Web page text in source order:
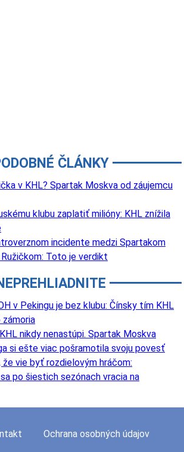
ČLÁNKY
v KHL? Spartak Moskva od záujemcu
klubu zaplatiť milióny: KHL znížila
incidente medzi Spartakom
Toto je verdikt
v Pekingu je bez klubu: Čínsky tím KHL
zámoria
nikdy nenastúpi. Spartak Moskva
si ešte viac pošramotila svoju povesť
vie byť rozdielovým hráčom:
po šiestich sezónach vracia na
Ochrana osobných údajov